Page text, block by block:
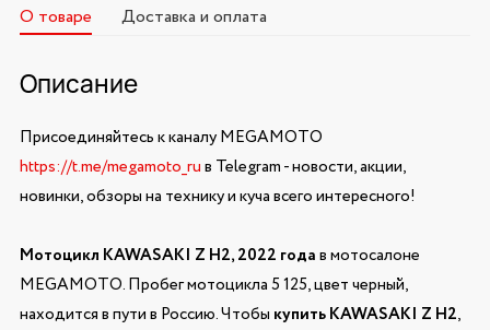
О товаре Доставка и оплата
Описание
Присоединяйтесь к каналу MEGAMOTO
https://t.me/megamoto_ruв Telegram - новости, акции,
новинки, обзоры на технику и куча всего интересного!
Мотоцикл KAWASAKI Z H2, 2022 годав мотосалоне
MEGAMOTO. Пробег мотоцикла 5 125, цвет черный,
находится в пути в Россию. Чтобы купить KAWASAKI Z H2,